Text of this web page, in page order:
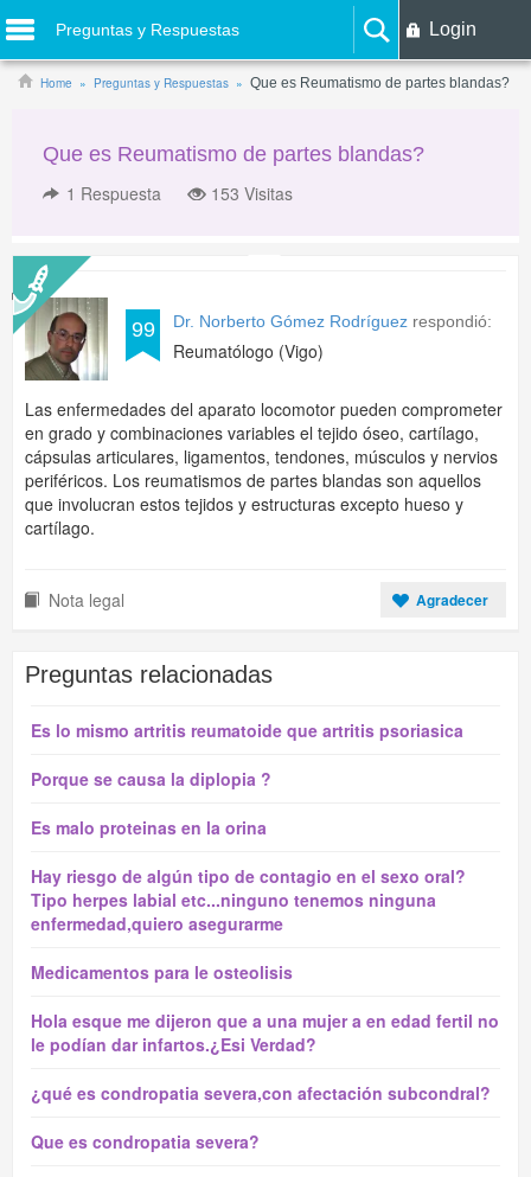
Preguntas y Respuestas Login
Home Preguntas y Respuestas Que es Reumatismo de partes blandas?
Que es Reumatismo de partes blandas?
1 Respuesta 153 Visitas
99 Dr. Norberto Gómez Rodríguez respondió:
Reumatólogo (Vigo)
Las enfermedades del aparato locomotor pueden comprometer
en grado y combinaciones variables el tejido óseo, cartílago,
cápsulas articulares, ligamentos, tendones, músculos y nervios
periféricos. Los reumatismos de partes blandas son aquellos
que involucran estos tejidos y estructuras excepto hueso y
cartílago.
Nota legal Agradecer
Preguntas relacionadas
Es lo mismo artritis reumatoide que artritis psoriasica
Porque se causa la diplopia ?
Es malo proteinas en la orina
Hay riesgo de algún tipo de contagio en el sexo oral?
Tipo herpes labial etc...ninguno tenemos ninguna
enfermedad,quiero asegurarme
Medicamentos para le osteolisis
Hola esque me dijeron que a una mujer a en edad fertil no
le podían dar infartos.¿Esi Verdad?
¿qué es condropatia severa,con afectación subcondral?
Que es condropatia severa?